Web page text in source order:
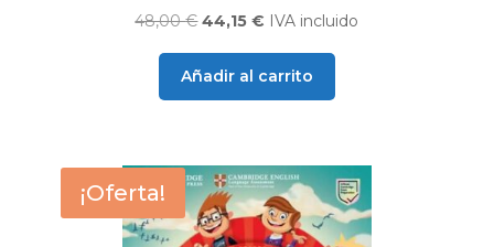
48,00€El
original
era:
44,15€ El
actual
es:
IVA incluido
Añadir al carrito
¡Oferta!